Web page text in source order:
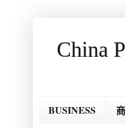
China
BUSINESS